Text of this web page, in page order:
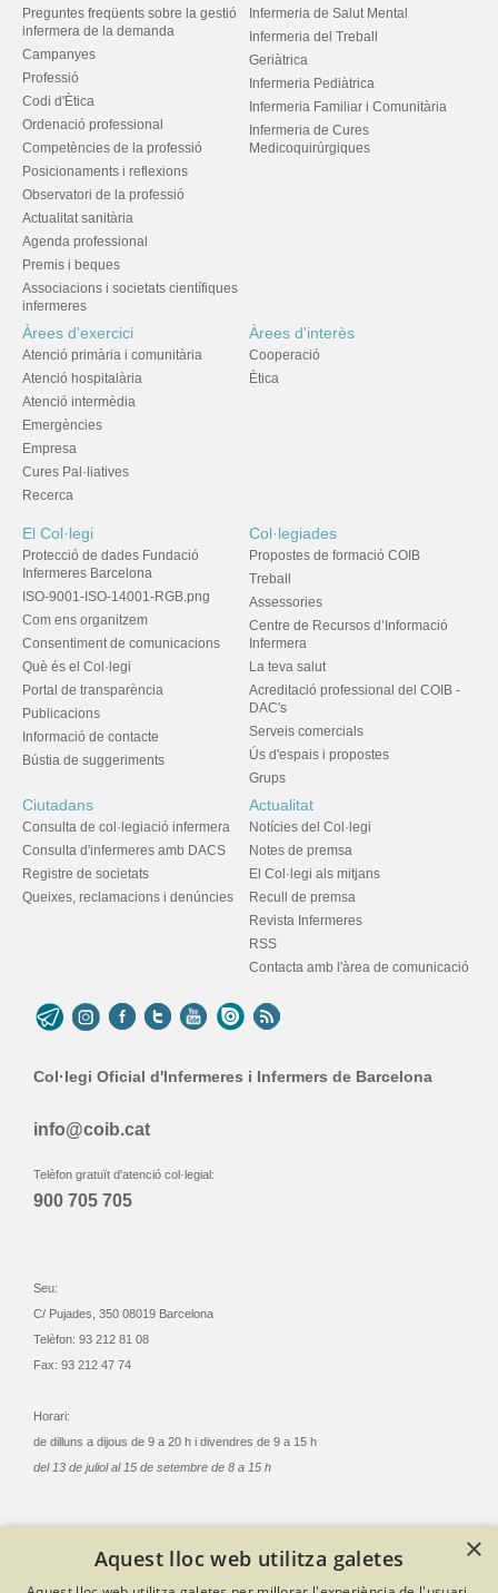
Preguntes freqüents sobre la gestió
infermera de la demanda
Campanyes
Professió
Codi d'Ètica
Ordenació professional
Competències de la professió
Posicionaments i reflexions
Observatori de la professió
Actualitat sanitària
Agenda professional
Premis i beques
Associacions i societats científiques
infermeres
Infermeria de Salut Mental
Infermeria del Treball
Geriàtrica
Infermeria Pediàtrica
Infermeria Familiar i Comunitària
Infermeria de Cures
Medicoquirúrgiques
Àrees d'exercici
Atenció primària i comunitària
Atenció hospitalària
Atenció intermèdia
Emergències
Empresa
Cures Pal·liatives
Recerca
Àrees d'interès
Cooperació
Ètica
El Col·legi
Protecció de dades Fundació
Infermeres Barcelona
ISO-9001-ISO-14001-RGB.png
Com ens organitzem
Consentiment de comunicacions
Què és el Col·legi
Portal de transparència
Publicacions
Informació de contacte
Bústia de suggeriments
Col·legiades
Propostes de formació COIB
Treball
Assessories
Centre de Recursos d’Informació
Infermera
La teva salut
Acreditació professional del COIB -
DAC's
Serveis comercials
Ús d'espais i propostes
Grups
Ciutadans
Consulta de col·legiació infermera
Consulta d'infermeres amb DACS
Registre de societats
Queixes, reclamacions i denúncies
Actualitat
Notícies del Col·legi
Notes de premsa
El Col·legi als mitjans
Recull de premsa
Revista Infermeres
RSS
Contacta amb l'àrea de comunicació
Col·legi Oficial d'Infermeres i Infermers de Barcelona
info@coib.cat
Telèfon gratuït d'atenció col·legial:
900 705 705
Seu:
C/ Pujades, 350 08019 Barcelona
Telèfon: 93 212 81 08
Fax: 93 212 47 74
Horari:
de dilluns a dijous de 9 a 20 h i divendres de 9 a 15 h
del 13 de juliol al 15 de setembre de 8 a 15 h
© Col·legi Oficial Infermeres i Infermers de Barcelona
×
Aquest lloc web utilitza galetes